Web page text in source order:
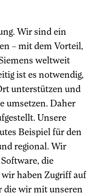
Wir sind ein
– mit dem Vorteil,
weltweit
ist es notwendig,
unterstützen und
umsetzen. Daher
Unsere
Beispiel für den
regional. Wir
die
haben Zugriff auf
die wir mit unseren